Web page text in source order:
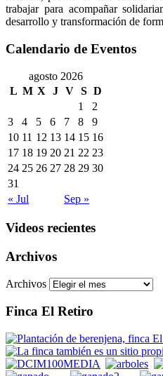
trabajar para acompañar
desarrollo y transformación de
Calendario de Eventos
agosto 2026
L M X J V S D
1
2
3
4 5 6 7 8
9
10 11 12 13 14 15 16
17 18 19 20 21 22 23
24 25 26 27 28 29 30
31
« Jul
Sep »
Videos recientes
Archivos
Archivos
Finca El Retiro